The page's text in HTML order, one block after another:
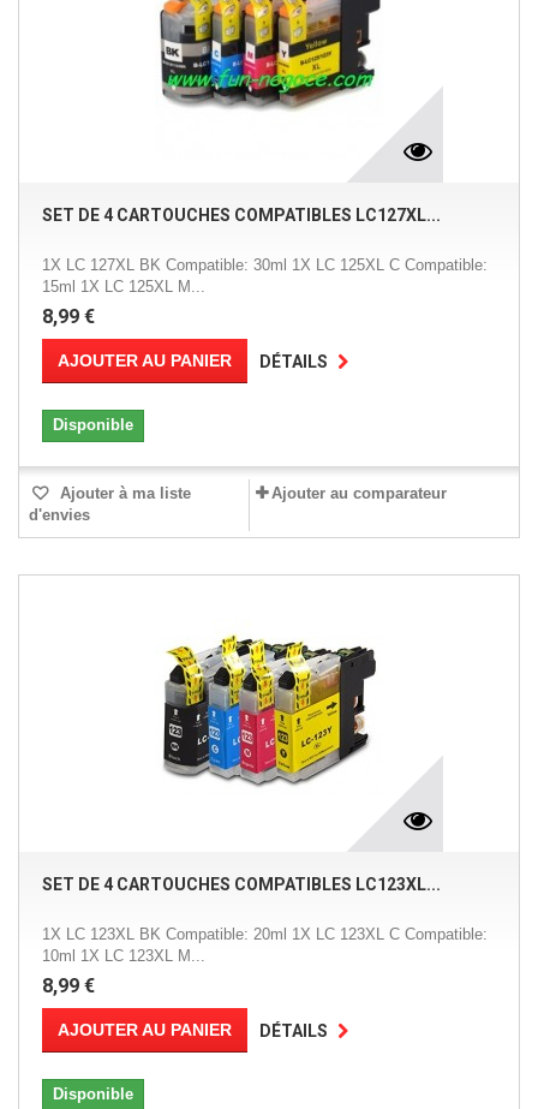
SET DE 4 CARTOUCHES COMPATIBLES LC127XL...
1X LC 127XL BK Compatible: 30ml 1X LC 125XL C Compatible:
15ml 1X LC 125XL M...
8,99 €
AJOUTER AU PANIER DÉTAILS
Disponible
Ajouter à ma liste
d'envies
Ajouter au comparateur
SET DE 4 CARTOUCHES COMPATIBLES LC123XL...
1X LC 123XL BK Compatible: 20ml 1X LC 123XL C Compatible:
10ml 1X LC 123XL M...
8,99 €
AJOUTER AU PANIER DÉTAILS
Disponible